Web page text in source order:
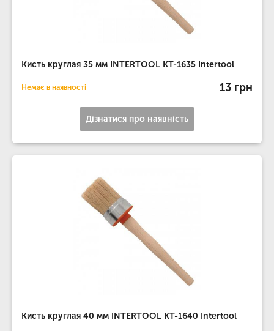
Кисть круглая 35 мм INTERTOOL KT-1635 Intertool
Немає в наявності 13 грн
Дізнатися про наявність
Кисть круглая 40 мм INTERTOOL KT-1640 Intertool